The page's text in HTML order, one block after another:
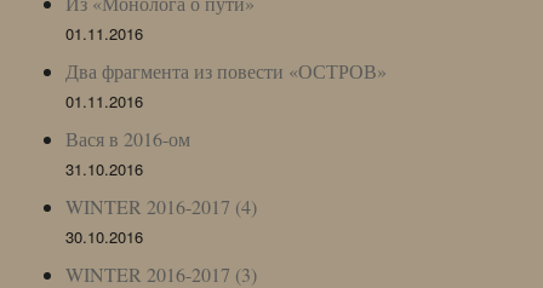
01.11.2016
Два фрагмента из повести «ОСТРОВ»
01.11.2016
Вася в 2016-ом
31.10.2016
WINTER 2016-2017 (4)
30.10.2016
WINTER 2016-2017 (3)